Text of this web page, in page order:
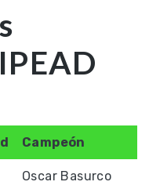
Campeón
Oscar Basurco